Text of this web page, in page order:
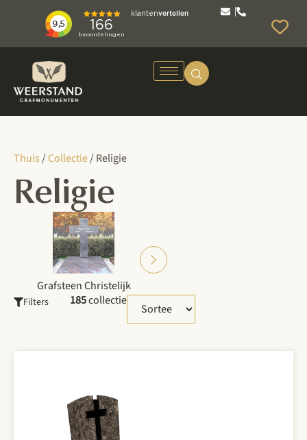
Thuis/ Collectie/ Religie
Religie
Grafsteen Christelijk
Filters 185collectie